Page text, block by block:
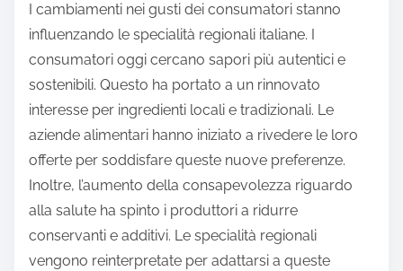
I cambiamenti nei gusti dei consumatori stanno
influenzando le specialità regionali italiane. I
consumatori oggi cercano sapori più autentici e
sostenibili. Questo ha portato a un rinnovato
interesse per ingredienti locali e tradizionali. Le
aziende alimentari hanno iniziato a rivedere le loro
offerte per soddisfare queste nuove preferenze.
Inoltre, l’aumento della consapevolezza riguardo
alla salute ha spinto i produttori a ridurre
conservanti e additivi. Le specialità regionali
vengono reinterpretate per adattarsi a queste